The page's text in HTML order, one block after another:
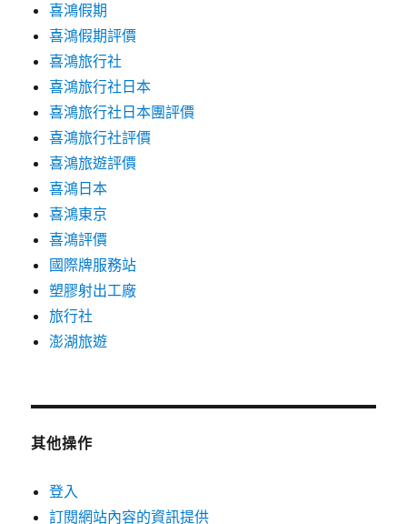
喜鴻假期
喜鴻假期評價
喜鴻旅行社
喜鴻旅行社日本
喜鴻旅行社日本團評價
喜鴻旅行社評價
喜鴻旅遊評價
喜鴻日本
喜鴻東京
喜鴻評價
國際牌服務站
塑膠射出工廠
旅行社
澎湖旅遊
其他操作
登入
訂閱網站內容的資訊提供